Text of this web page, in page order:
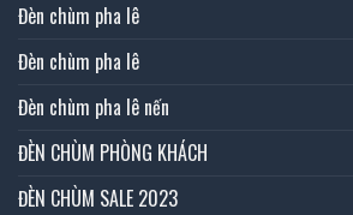
Đèn chùm pha lê
Đèn chùm pha lê
Đèn chùm pha lê nến
ĐÈN CHÙM PHÒNG KHÁCH
ĐÈN CHÙM SALE 2023